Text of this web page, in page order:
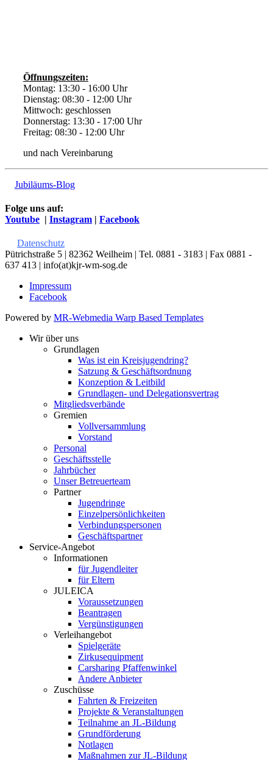
Öffnungszeiten:
Montag: 13:30 - 16:00 Uhr
Dienstag: 08:30 - 12:00 Uhr
Mittwoch: geschlossen
Donnerstag: 13:30 - 17:00 Uhr
Freitag: 08:30 - 12:00 Uhr
und nach Vereinbarung
Jubiläums-Blog
Folge uns auf:
Youtube | Instagram | Facebook
Datenschutz
Pütrichstraße 5 | 82362 Weilheim | Tel. 0881 - 3183 | Fax 0881 -
637 413 | info(at)kjr-wm-sog.de
Impressum
Facebook
Powered by MR-Webmedia Warp Based Templates
Wir über uns
Grundlagen
Was ist ein Kreisjugendring?
Satzung & Geschäftsordnung
Konzeption & Leitbild
Grundlagen- und Delegationsvertrag
Mitgliedsverbände
Gremien
Vollversammlung
Vorstand
Personal
Geschäftsstelle
Jahrbücher
Unser Betreuerteam
Partner
Jugendringe
Einzelpersönlichkeiten
Verbindungspersonen
Geschäftspartner
Service-Angebot
Informationen
für Jugendleiter
für Eltern
JULEICA
Voraussetzungen
Beantragen
Vergünstigungen
Verleihangebot
Spielgeräte
Zirkusequipment
Carsharing Pfaffenwinkel
Andere Anbieter
Zuschüsse
Fahrten & Freizeiten
Projekte & Veranstaltungen
Teilnahme an JL-Bildung
Grundförderung
Notlagen
Maßnahmen zur JL-Bildung